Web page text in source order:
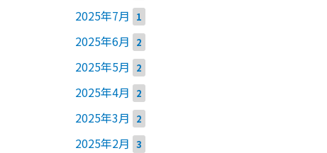
2025年7月 1
2025年6月 2
2025年5月 2
2025年4月 2
2025年3月 2
2025年2月 3